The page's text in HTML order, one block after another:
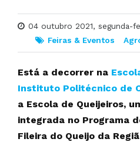
04 outubro 2021, segunda-
Feiras & Eventos
Está a decorrer na
Instituto Politécnico de
a Escola de Queijeiros,
integrada no Programa
Fileira do Queijo da